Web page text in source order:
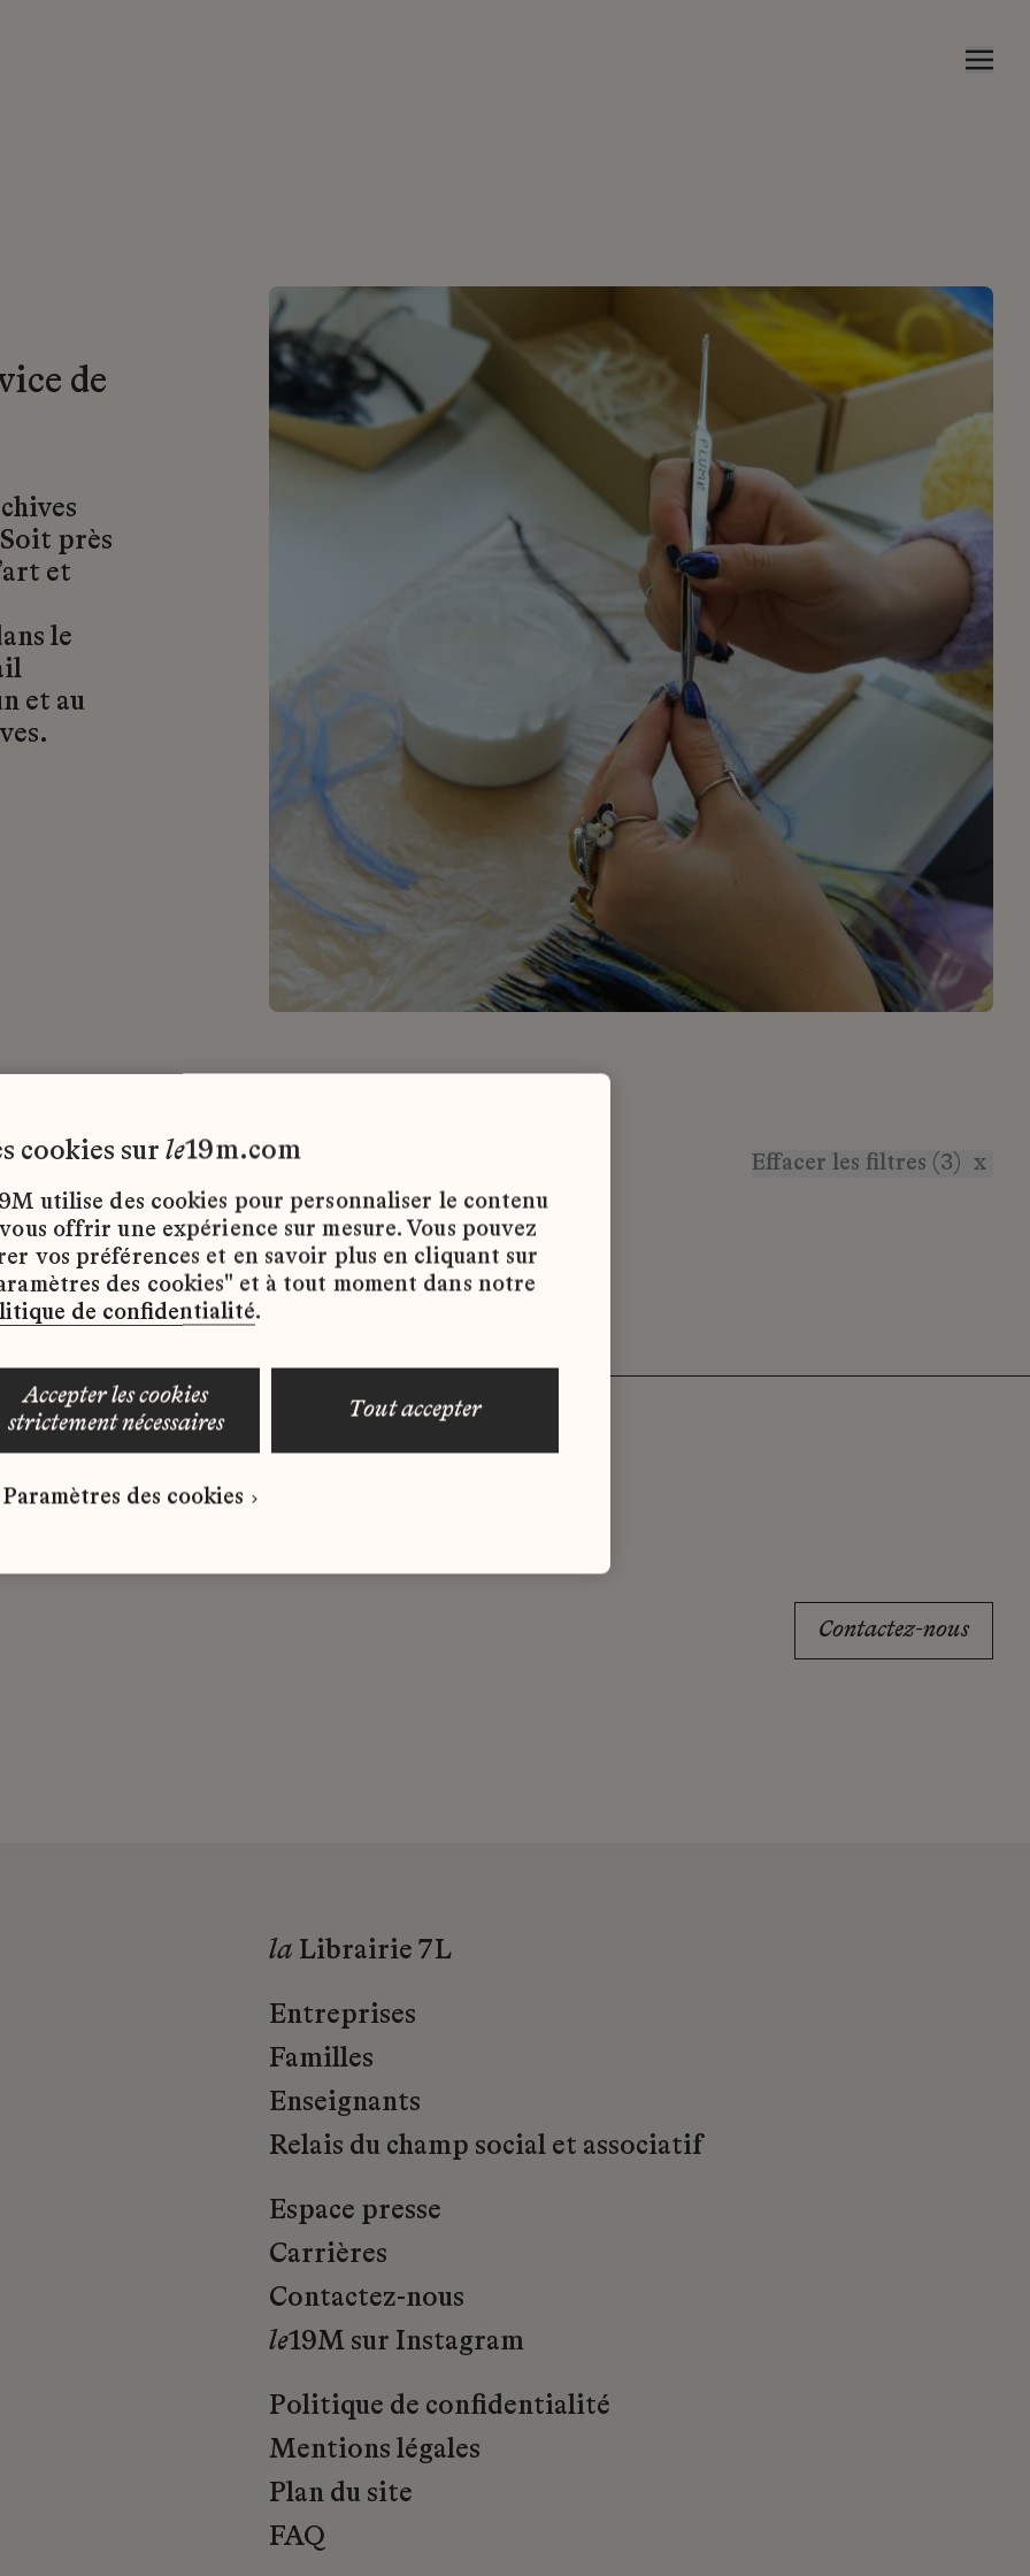
de
près
et
le
et au
Effacer les filtres (3) x
d’emploi disponibles pour le moment.
correspond à votre profil ?
spontanée dès maintenant.
Contactez-nous
la Librairie 7L
Entreprises
Familles
Enseignants
Relais du champ social et associatif
Espace presse
Carrières
Contactez-nous
le19M sur Instagram
Politique de confidentialité
Mentions légales
Plan du site
FAQ
cookies sur le19m.com
utilise des cookies pour personnaliser le contenu
offrir une expérience sur mesure. Vous pouvez
vos préférences et en savoir plus en cliquant sur
des cookies" et à tout moment dans notre
de confidentialité.
accepter les cookies
strictement nécessaires
tout accepter
Paramètres des cookies